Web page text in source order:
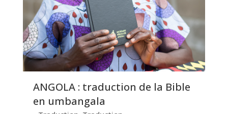
ANGOLA : traduction de la Bible
en umbangala